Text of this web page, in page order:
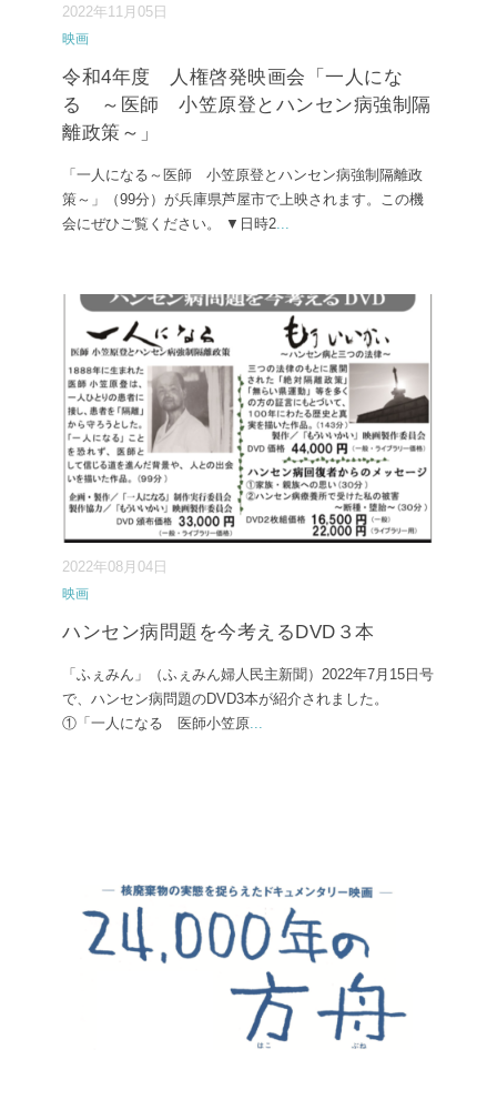
2022年11月05日
映画
令和4年度 人権啓発映画会「一人にな
る ～医師 小笠原登とハンセン病強制隔
離政策～」
「一人になる～医師 小笠原登とハンセン病強制隔離政
策～」（99分）が兵庫県芦屋市で上映されます。この機
会にぜひご覧ください。 ▼日時2
2022年08月04日
映画
ハンセン病問題を今考えるDVD３本
「ふぇみん」（ふぇみん婦人民主新聞）2022年7月15日号
で、ハンセン病問題のDVD3本が紹介されました。
①「一人になる 医師小笠原